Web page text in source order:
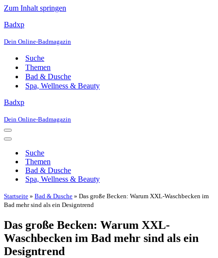
Zum Inhalt springen
Badxp
Dein Online-Badmagazin
Suche
Themen
Bad & Dusche
Spa, Wellness & Beauty
Badxp
Dein Online-Badmagazin
Navigationsmenü
Navigationsmenü
Suche
Themen
Bad & Dusche
Spa, Wellness & Beauty
Startseite » Bad & Dusche » Das große Becken: Warum XXL-Waschbecken im
Bad mehr sind als ein Designtrend
Das große Becken: Warum XXL-
Waschbecken im Bad mehr sind als ein
Designtrend